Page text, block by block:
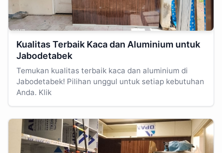
Kualitas Terbaik Kaca dan Aluminium untuk
Jabodetabek
Temukan kualitas terbaik kaca dan aluminium di
Jabodetabek! Pilihan unggul untuk setiap kebutuhan
Anda. Klik